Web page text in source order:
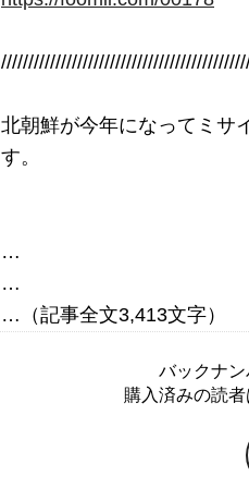
北朝鮮が今年になってミサ
す。
…
…
バックナン
購入済みの読